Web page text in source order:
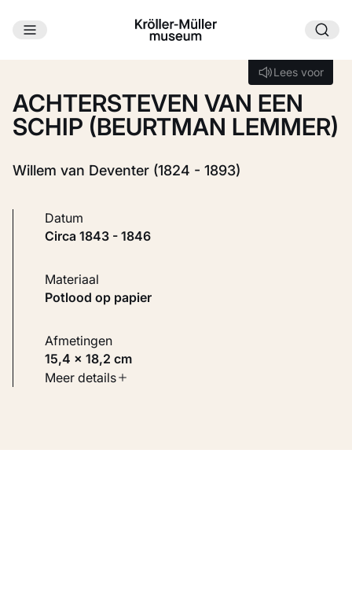
Ga naar hoofdinhoud
Lees voor
Lees voor
ACHTERSTEVEN VAN EEN
SCHIP (BEURTMAN LEMMER)
Willem van Deventer (1824 - 1893)
Datum
circa 1843 - 1846
Materiaal
Potlood op papier
Afmetingen
15,4 × 18,2 cm
Soort werk
Meer details